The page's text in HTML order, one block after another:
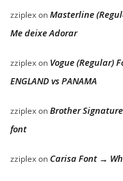
zziplexonMasterline
Me deixe Adorar
zziplexon Vogue (Regular)
ENGLAND vs PANAMA
zziplexonBrother
font
zziplexon Carisa Font →